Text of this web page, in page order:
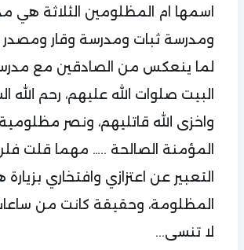
اسمها ام المظلومين الثلاثة هي
ومدرسة ثبات ومدرسة وقار ومصدر
لما ينعكس من الصادقين مع
البيت صلوات الله عليهم، رحم الله
واخزى الله قاتليهم، ونصر
المؤمنة الصالحة ..… مهما قلت
التعبير عن اعتزازي وافتخاري بزيارة
المظلومة، وحقيقة كانت من
لا تنسى...